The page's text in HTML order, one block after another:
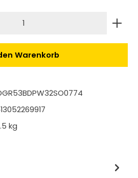
den gewünschten Wert
Warenkorb
kg